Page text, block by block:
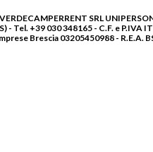
SRL
- Tel. +39 030 348165 - C.F. e P.IVA
Brescia 03205450988 - R.E.A.